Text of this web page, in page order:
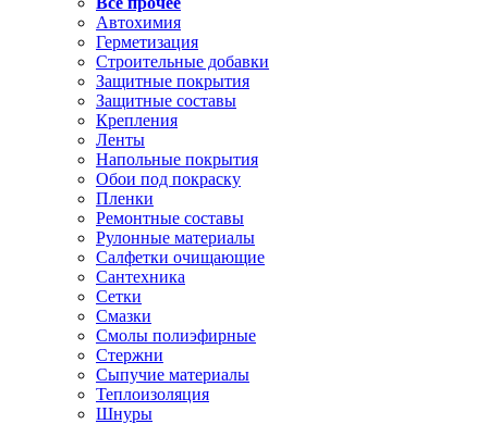
Автохимия
Герметизация
Строительные добавки
Защитные покрытия
Защитные составы
Крепления
Ленты
Напольные покрытия
Обои под покраску
Пленки
Ремонтные составы
Рулонные материалы
Салфетки очищающие
Сантехника
Сетки
Смазки
Смолы полиэфирные
Стержни
Сыпучие материалы
Теплоизоляция
Шнуры